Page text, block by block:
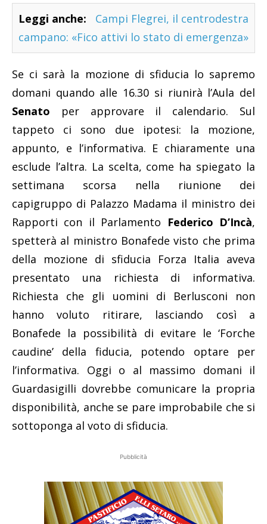
Leggi anche:
Campi Flegrei, il centrodestra
campano: «Fico attivi lo stato di emergenza»
Se ci sarà la mozione di sfiducia lo sapremo
domani quando alle 16.30 si riunirà l’Aula del
Senato per approvare il calendario. Sul
tappeto ci sono due ipotesi: la mozione,
appunto, e l’informativa. E chiaramente una
esclude l’altra. La scelta, come ha spiegato la
settimana scorsa nella riunione dei
capigruppo di Palazzo Madama il ministro dei
Rapporti con il Parlamento Federico D’Incà,
spetterà al ministro Bonafede visto che prima
della mozione di sfiducia Forza Italia aveva
presentato una richiesta di informativa.
Richiesta che gli uomini di Berlusconi non
hanno voluto ritirare, lasciando così a
Bonafede la possibilità di evitare le ‘Forche
caudine’ della fiducia, potendo optare per
l’informativa. Oggi o al massimo domani il
Guardasigilli dovrebbe comunicare la propria
disponibilità, anche se pare improbabile che si
sottoponga al voto di sfiducia.
Pubblicità